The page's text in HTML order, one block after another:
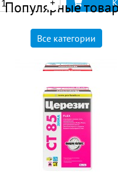
Церезит СМ 11 Plus
Популярные
Все категории